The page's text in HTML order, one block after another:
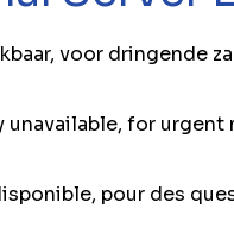
voor dringende
unavailable, for
pour des